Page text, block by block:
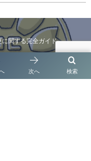
関する完全ガイド
検索
次へ